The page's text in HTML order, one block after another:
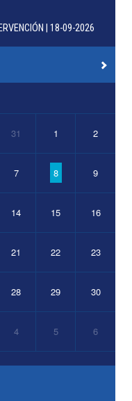
| 18-09-2026
31 1 2
7 8 9
14 15 16
21 22 23
28 29 30
4 5 6